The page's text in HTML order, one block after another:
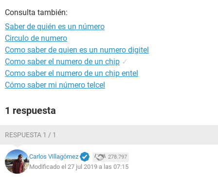
Consulta también:
Saber de quién es un número
Circulo de numero
Como saber de quien es un numero digitel
Como saber el numero de un chip ✓
Como saber el numero de un chip entel
Cómo saber mi número telcel
1 respuesta
RESPUESTA 1 / 1
Carlos Villagómez 278.797
Modificado el 27 jul 2019 a las 07:15